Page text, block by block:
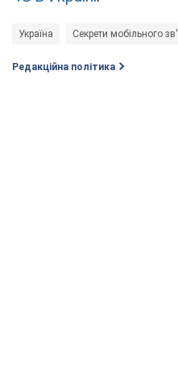
Україна Секрети мобільного
Редакційна політика